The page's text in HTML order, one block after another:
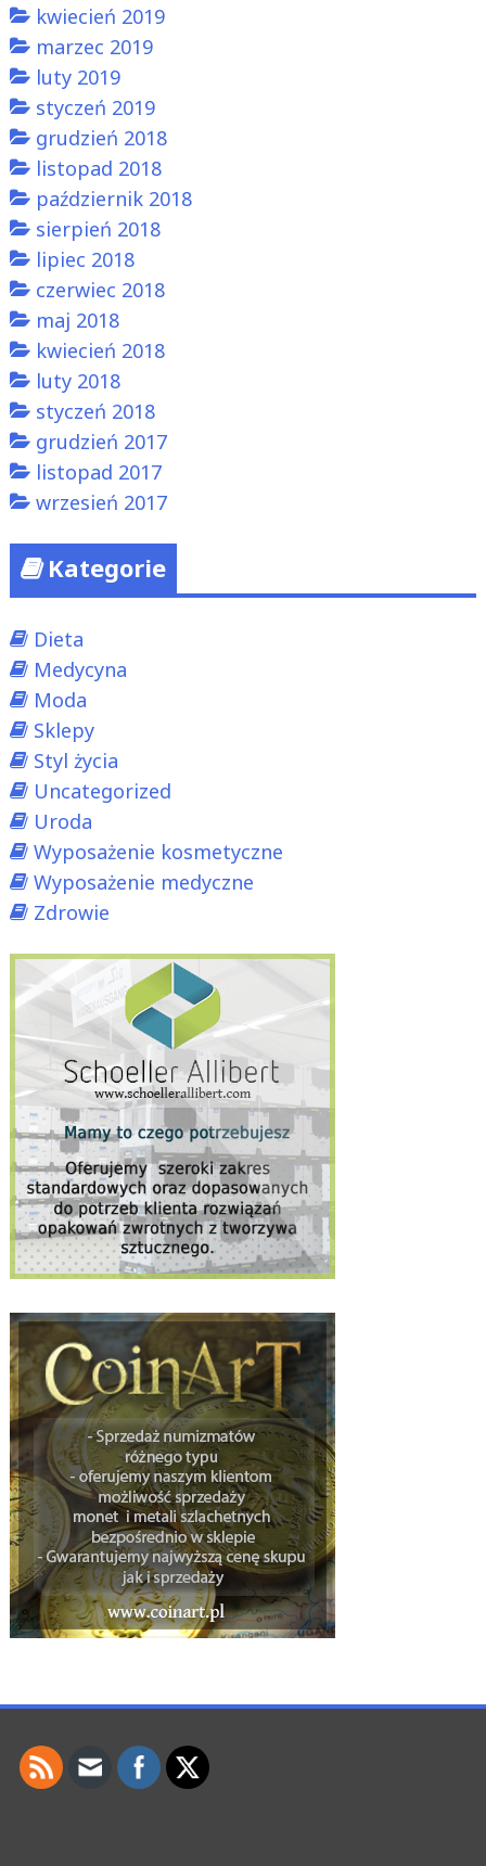
kwiecień 2019
marzec 2019
luty 2019
styczeń 2019
grudzień 2018
listopad 2018
październik 2018
sierpień 2018
lipiec 2018
czerwiec 2018
maj 2018
kwiecień 2018
luty 2018
styczeń 2018
grudzień 2017
listopad 2017
wrzesień 2017
Kategorie
Dieta
Medycyna
Moda
Sklepy
Styl życia
Uncategorized
Uroda
Wyposażenie kosmetyczne
Wyposażenie medyczne
Zdrowie